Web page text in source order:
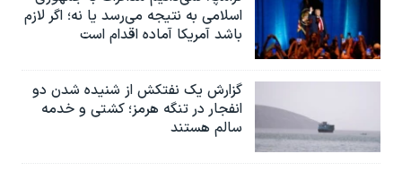
اسلامی به نتیجه می‌رسد یا نه؛ اگر لازم
باشد آمریکا آماده اقدام است
گزارش یک نفتکش از شنیده شدن دو
انفجار در تنگه هرمز؛ کشتی و خدمه
سالم هستند